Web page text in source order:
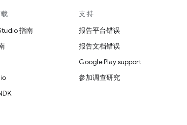
指南
支持
报告平台错误
报告文档错误
Google Play support
参加调查研究